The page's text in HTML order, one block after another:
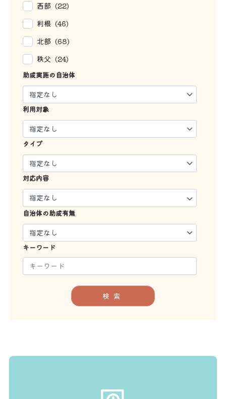
西部 (22)
利根 (46)
北部 (68)
秩父 (24)
助成実施の自治体
利用対象
タイプ
対応内容
自治体の助成有無
キーワード
検索